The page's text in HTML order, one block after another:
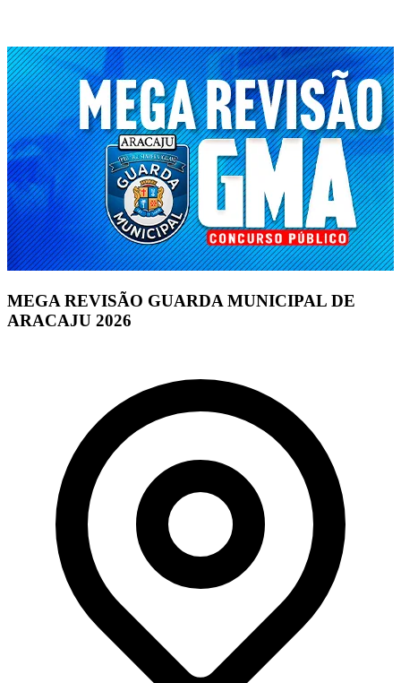
MEGA REVISÃO GUARDA MUNICIPAL DE
ARACAJU 2026